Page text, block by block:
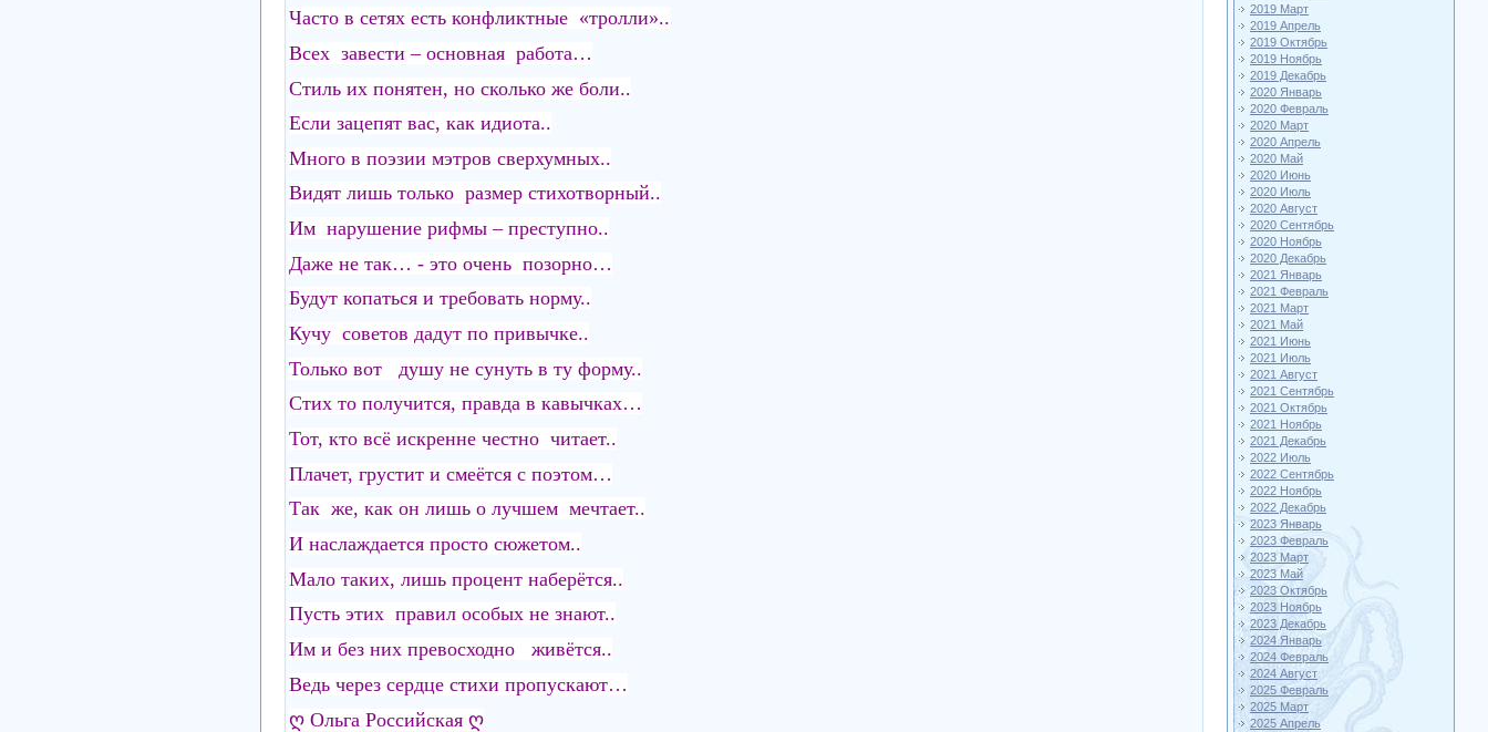
Часто в сетях есть конфликтные «тролли»..
Всех завести – основная работа…
Стиль их понятен, но сколько же боли..
Если зацепят вас, как идиота..
Много в поэзии мэтров сверхумных..
Видят лишь только размер стихотворный..
Им нарушение рифмы – преступно..
Даже не так… - это очень позорно…
Будут копаться и требовать норму..
Кучу советов дадут по привычке..
Только вот душу не сунуть в ту форму..
Стих то получится, правда в кавычках…
Тот, кто всё искренне честно читает..
Плачет, грустит и смеётся с поэтом…
Так же, как он лишь о лучшем мечтает..
И наслаждается просто сюжетом..
Мало таких, лишь процент наберётся..
Пусть этих правил особых не знают..
Им и без них превосходно живётся..
Ведь через сердце стихи пропускают…
ღ Ольга Российская ღ
2019 Март
2019 Апрель
2019 Октябрь
2019 Ноябрь
2019 Декабрь
2020 Январь
2020 Февраль
2020 Март
2020 Апрель
2020 Май
2020 Июнь
2020 Июль
2020 Август
2020 Сентябрь
2020 Ноябрь
2020 Декабрь
2021 Январь
2021 Февраль
2021 Март
2021 Май
2021 Июнь
2021 Июль
2021 Август
2021 Сентябрь
2021 Октябрь
2021 Ноябрь
2021 Декабрь
2022 Июль
2022 Сентябрь
2022 Ноябрь
2022 Декабрь
2023 Январь
2023 Февраль
2023 Март
2023 Май
2023 Октябрь
2023 Ноябрь
2023 Декабрь
2024 Январь
2024 Февраль
2024 Август
2025 Февраль
2025 Март
2025 Апрель